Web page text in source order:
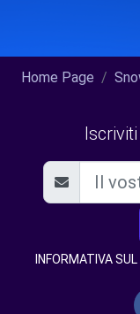
Home Page
INFORMATIVA